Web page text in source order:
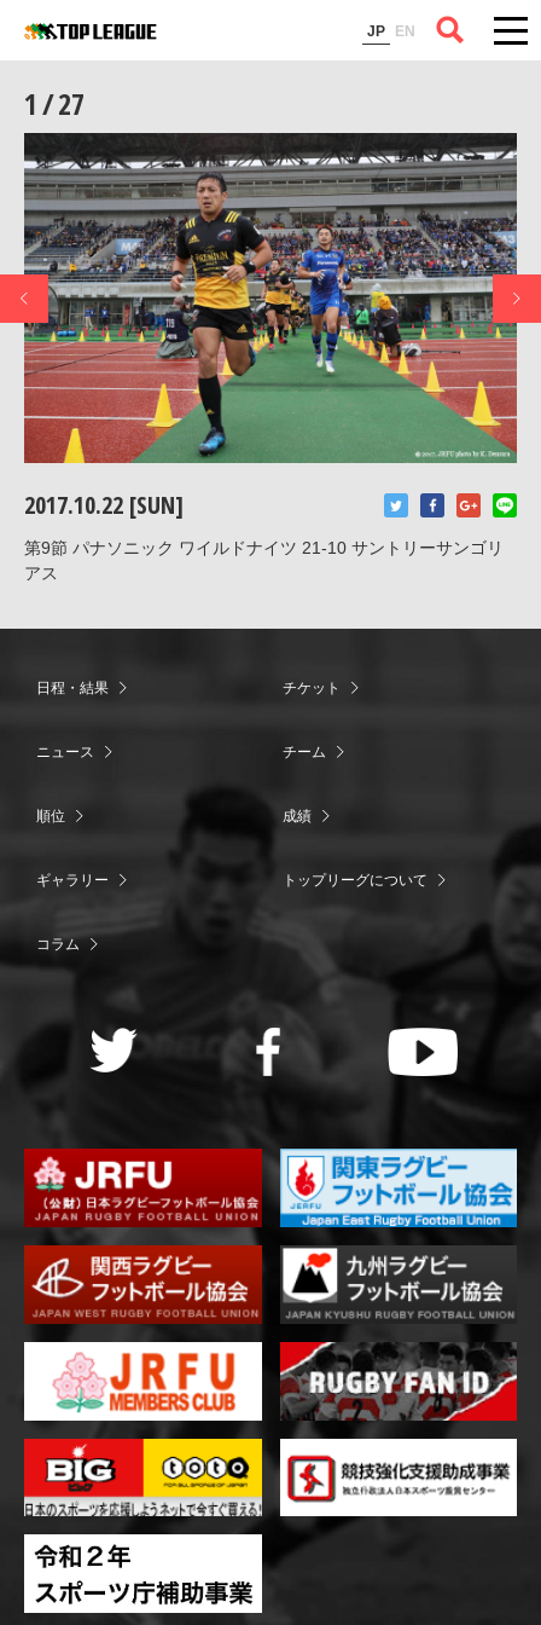
JP EN
コラム
1 / 27
2017.10.22 [SUN]
第9節 パナソニック ワイルドナイツ 21-10 サントリーサンゴリ
アス
日程・結果 チケット
ニュース チーム
順位 成績
ギャラリー トップリーグについて
コラム